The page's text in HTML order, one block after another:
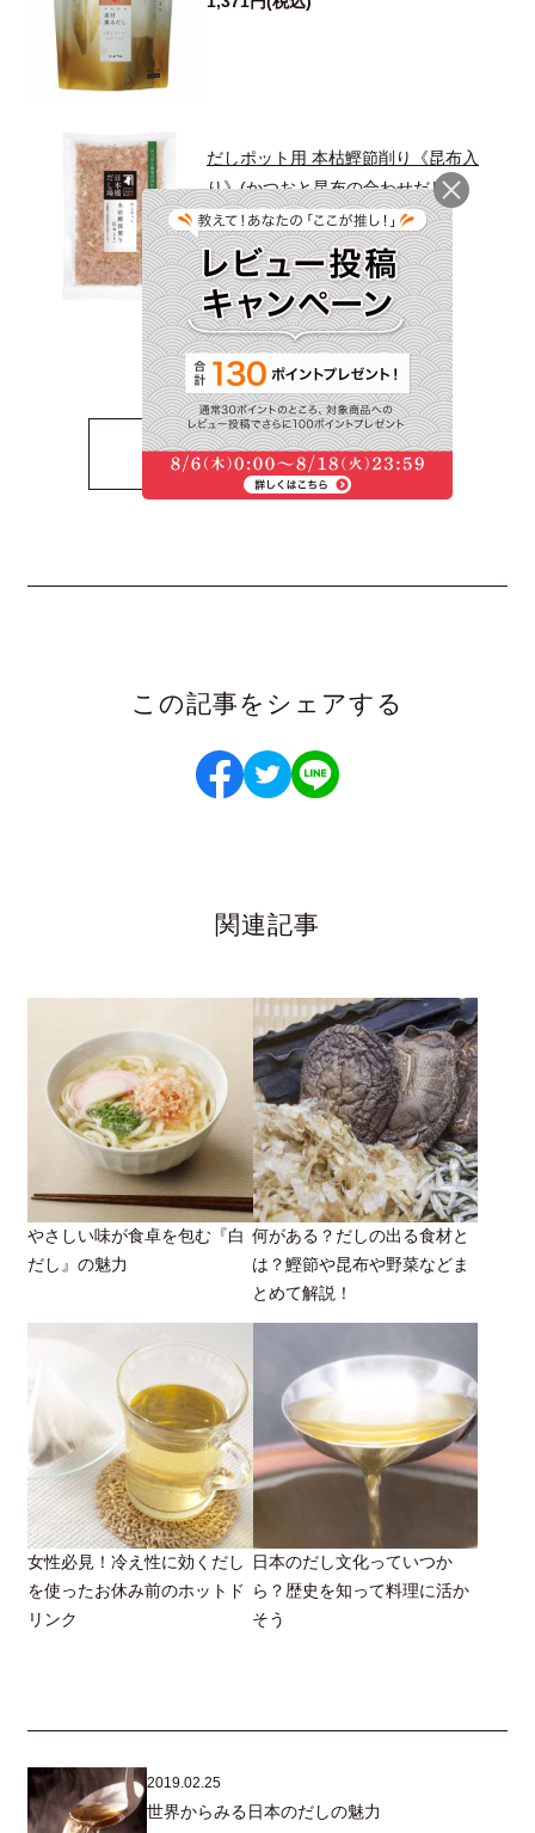
だしポット用 本枯鰹節削り《昆布入
り》(かつおと昆布の合わせだし)
410円(税込)
他の商品を見る
この記事をシェアする
関連記事
やさしい味が食卓を包む『白
だし』の魅力
何がある？だしの出る食材と
は？鰹節や昆布や野菜などま
とめて解説！
女性必見！冷え性に効くだし
を使ったお休み前のホットド
リンク
日本のだし文化っていつか
ら？歴史を知って料理に活か
そう
2019.02.25
世界からみる日本のだしの魅力